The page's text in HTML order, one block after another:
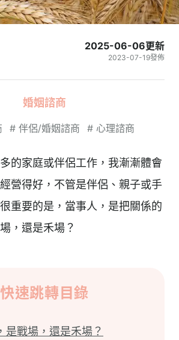
2025-06-06更新
2023-07-19發佈
婚姻諮商
# 伴侶/婚姻諮商 # 心理諮商
的家庭或伴侶工作，我漸漸體會
營得好，不管是伴侶、親子或手
重要的是，當事人，是把關係的
，還是禾場？
快速跳轉目錄
是戰場，還是禾場？